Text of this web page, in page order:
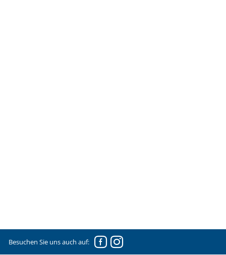
Besuchen Sie uns auch auf: FacebookInstagram